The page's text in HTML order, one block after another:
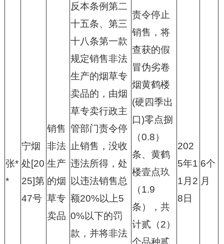
张*
*
宁烟
处[20
25]第
47号
销售
非法
生产
的烟
草专
卖品
反本条例第二
十五条、第三
十八条第一款
规定销售非法
生产的烟草专
卖品的，由烟
草专卖行政主
管部门责令停
止销售，没收
违法所得，处
以违法销售总
额20%以上5
0%以下的罚
款，并将非法
责令停止
销售，将
查获的假
冒伪劣卷
烟黄鹤楼
(硬四季出
口)零点捌
（0.8）
条、黄鹤
楼壹点玖
（1.9
条），共
计贰（2）
个品种贰
202
5年1
1月2
8日
6个
月